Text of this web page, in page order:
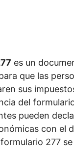
es un
que las
sus
del
pueden
con el
277